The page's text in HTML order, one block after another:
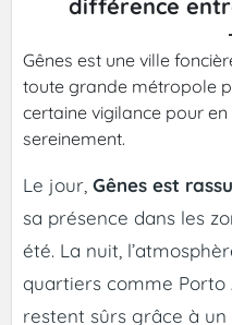
différence
Gênes est une ville
toute grande métropole
certaine vigilance pour
sereinement.
Le jour, Gênes est
sa présence dans les
été. La nuit,
quartiers comme Porto
restent sûrs grâce à